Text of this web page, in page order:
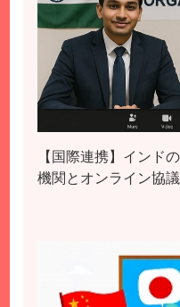
【国際連携】インド
機関とオンライン協